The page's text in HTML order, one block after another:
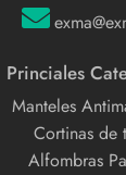
Princiales
Manteles
Cortinas de
Alfombras